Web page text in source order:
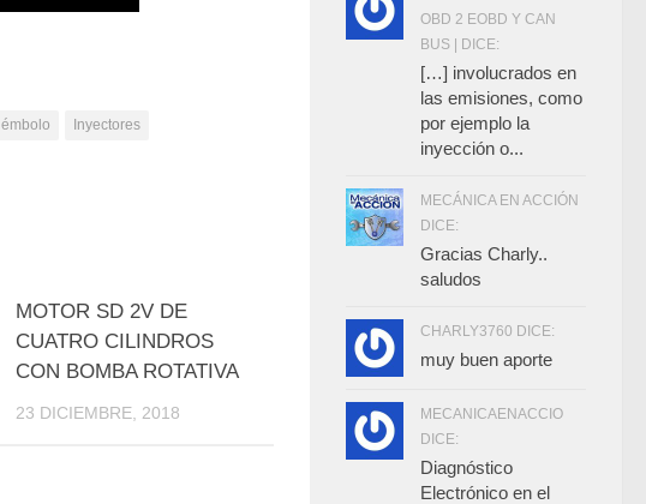
émbolo
Inyectores
MOTOR SD 2V DE
CUATRO CILINDROS
CON BOMBA ROTATIVA
23 DICIEMBRE, 2018
OBD 2 EOBD Y CAN
BUS | DICE:
[…] involucrados en
las emisiones, como
por ejemplo la
inyección o...
MECÁNICA EN ACCIÓN
DICE:
Gracias Charly..
saludos
CHARLY3760 DICE:
muy buen aporte
MECANICAENACCIO
DICE:
Diagnóstico
Electrónico en el